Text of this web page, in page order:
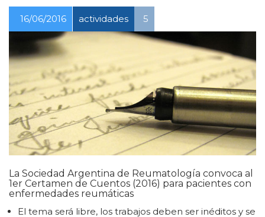
16/06/2016 actividades 5
La Sociedad Argentina de Reumatología convoca al
1er Certamen de Cuentos (2016) para pacientes con
enfermedades reumáticas
El tema será libre, los trabajos deben ser inéditos y se